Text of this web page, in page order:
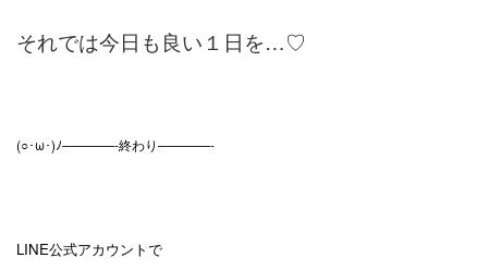
それでは今日も良い１日を…♡
(○･ω･)ﾉ————-終わり————-
LINE公式アカウントで